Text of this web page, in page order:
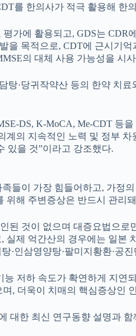
를 한의사가 적극 활용해 한
가에 활용되고, GDS는
목적으로, CDT에 근시기
의 대체 사용 가능성을
·당귀작약산 등의 한약 치
DS, K-MoCA, Me-CDT 등
의 지속적인 노력 및 정부
있을 것”이라고 강조했다.
들이 가장 힘들어하고, 가
위해 주변증상은 반드시 관리
된 것이 없으며 대증요법으
제 억간산의 경우에는 일
·인삼영양탕·팔미지황환·
저하 속도가 확연하게 지
, 더욱이 치매의 핵심증상인
대한 최신 연구동향 설명과